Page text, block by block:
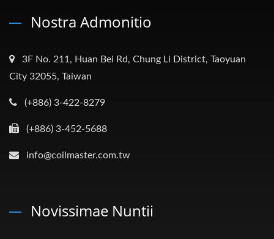
Nostra Admonitio
3F No. 211, Huan Bei Rd, Chung Li District, Taoyuan
City 32055, Taiwan
(+886) 3-422-8279
(+886) 3-452-5688
info@coilmaster.com.tw
Novissimae Nuntii